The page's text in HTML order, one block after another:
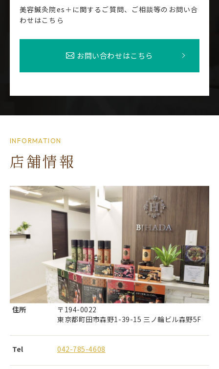
美容鍼灸院es＋に関するご質問、ご相談等のお問い合
わせはこちら
お問い合わせはこちら
INFORMATION
店舗情報
住所
〒194-0022
東京都町田市森野1-39-15 三ノ輪ビル森野5F
Tel 042-785-4608